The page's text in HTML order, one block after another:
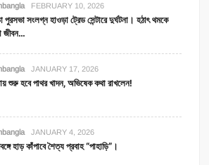
FEBRUARY 10, 2026
পুরসভা সংলগ্ন হাওড়া ট্রেড সেন্টারে দুর্ঘটনা। হঠাৎ থমকে
জীবন…
JANUARY 17, 2026
শুরু হবে পাথর খাদন, অভিষেক কথা রাখলেন!
JANUARY 4, 2026
হাড় কাঁপাবে শৈত্য প্রবাহ “পাহাড়ি”।